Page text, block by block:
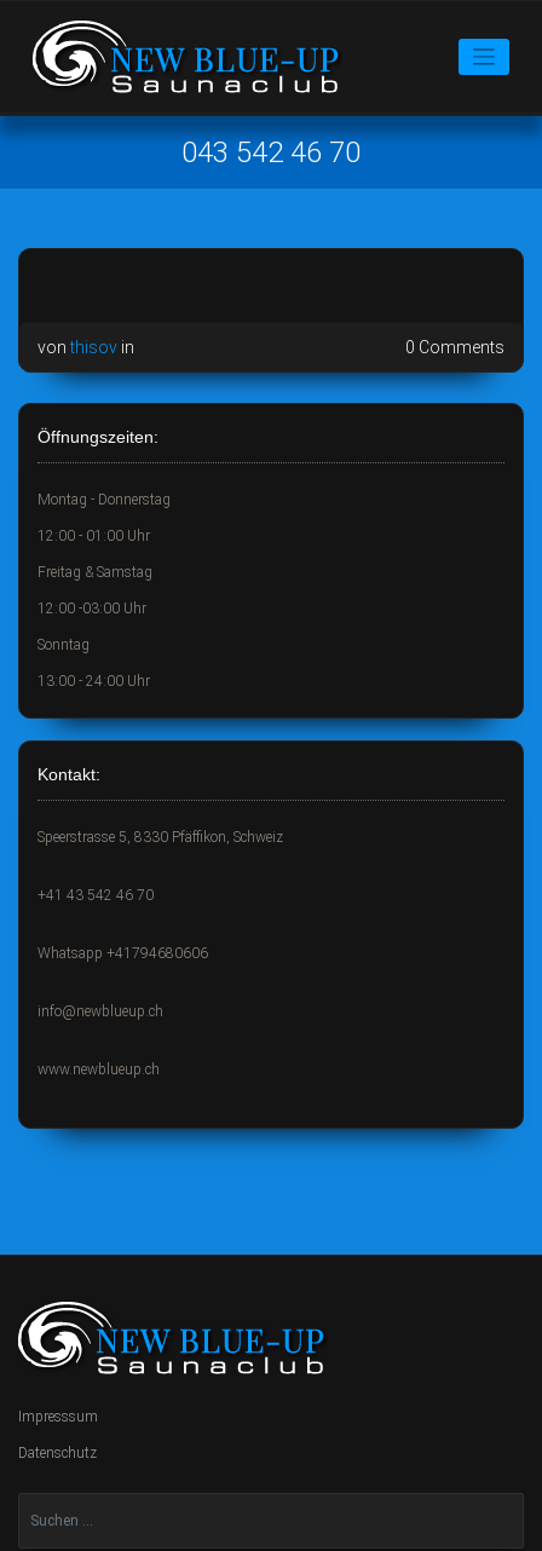
043 542 46 70
vonthisov in 0 Comments
Öffnungszeiten:
Montag - Donnerstag
12:00 - 01:00 Uhr
Freitag & Samstag
12:00 -03:00 Uhr
Sonntag
13:00 - 24:00 Uhr
Kontakt:
Speerstrasse 5, 8330 Pfäffikon, Schweiz
+41 43 542 46 70
Whatsapp +41794680606
info@newblueup.ch
www.newblueup.ch
Impresssum
Datenschutz